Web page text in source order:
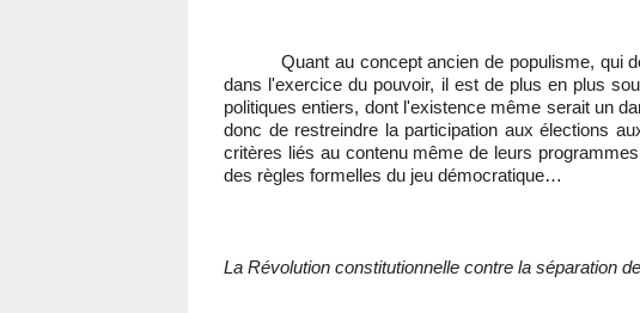
Quant au concept ancien de populisme, qui
dans l'exercice du pouvoir, il est de plus en plus
politiques entiers, dont l'existence même serait un
donc de restreindre la participation aux élections
critères liés au contenu même de leurs
des règles formelles du jeu démocratique…
La Révolution constitutionnelle contre la séparation